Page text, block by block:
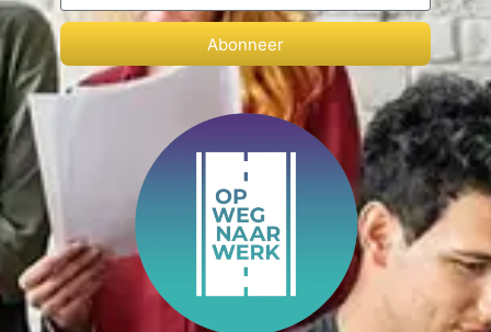
Abonneer